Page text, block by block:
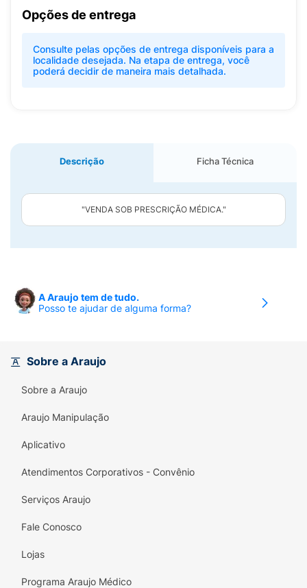
Opções de entrega
Consulte pelas opções de entrega disponíveis para a
localidade desejada. Na etapa de entrega, você
poderá decidir de maneira mais detalhada.
Descrição Ficha Técnica
"VENDA SOB PRESCRIÇÃO MÉDICA."
A Araujo tem de tudo.
Posso te ajudar de alguma forma?
Sobre a Araujo
Sobre a Araujo
Araujo Manipulação
Aplicativo
Atendimentos Corporativos - Convênio
Serviços Araujo
Fale Conosco
Lojas
Programa Araujo Médico